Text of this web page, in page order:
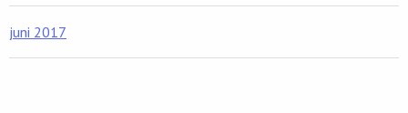
juni 2017